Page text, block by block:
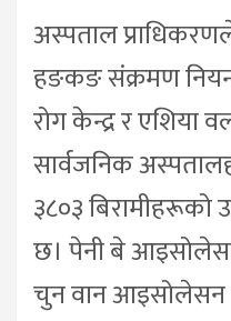
अस्पताल
हङकङ संक्रमण
रोग केन्द्र र एशिया
सार्वजनिक
३८०३
छ। पेनी बे
चुन वान आइसोलेसन